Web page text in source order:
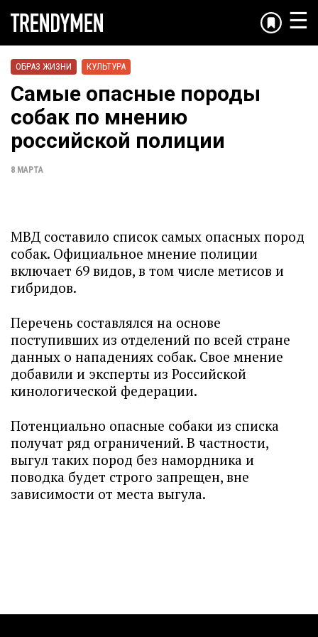
☰
ОБРАЗ ЖИЗНИ КУЛЬТУРА
Самые опасные породы
собак по мнению
российской полиции
8 МАРТА
МВД составило список самых опасных пород
собак. Официальное мнение полиции
включает 69 видов, в том числе метисов и
гибридов.
Перечень составлялся на основе
поступивших из отделений по всей стране
данных о нападениях собак. Свое мнение
добавили и эксперты из Российской
кинологической федерации.
Потенциально опасные собаки из списка
получат ряд ограничений. В частности,
выгул таких пород без намордника и
поводка будет строго запрещен, вне
зависимости от места выгула.